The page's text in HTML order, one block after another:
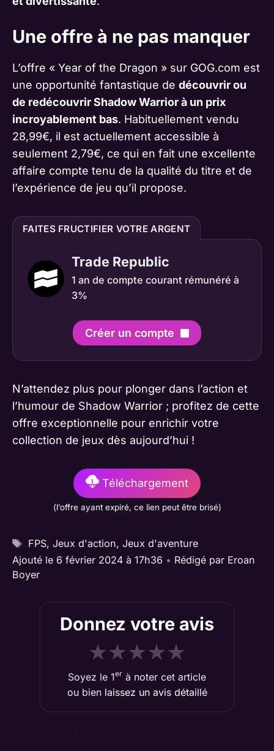
Une offre à ne pas manquer
L’offre « Year of the Dragon » sur GOG.com est
une opportunité fantastique de découvrir ou
de redécouvrir Shadow Warrior à un prix
incroyablement bas. Habituellement vendu
28,99€, il est actuellement accessible à
seulement 2,79€, ce qui en fait une excellente
affaire compte tenu de la qualité du titre et de
l’expérience de jeu qu’il propose.
FAITES FRUCTIFIER VOTRE ARGENT
Trade Republic
1 an de compte courant rémunéré à
3%
Créer un compte
N’attendez plus pour plonger dans l’action et
l’humour de Shadow Warrior ; profitez de cette
offre exceptionnelle pour enrichir votre
collection de jeux dès aujourd’hui !
Téléchargement
(l’offre ayant expiré, ce lien peut être brisé)
Étiquettes
FPS, Jeux d'action, Jeux d'aventure
Ajouté le 6 février 2024 à 17h36 • Rédigé par Eroan
Boyer
Donnez votre avis
★★★★★
Soyez le 1er à noter cet article
ou bien laissez un avis détaillé